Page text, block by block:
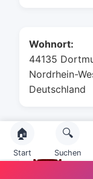
Wohnort:
44135
Nordrhein-
Deutschland
🏠
Start
🔍
Suchen